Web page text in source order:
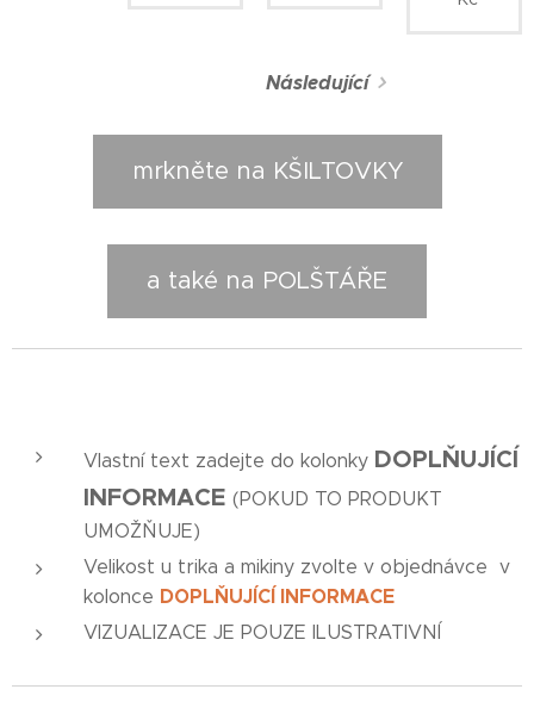
Následující
mrkněte na KŠILTOVKY
a také na POLŠTÁŘE
Vlastní text zadejte do kolonky DOPLŇUJÍCÍ
INFORMACE (POKUD TO PRODUKT
UMOŽŇUJE)
Velikost u trika a mikiny zvolte v objednávce v
kolonce DOPLŇUJÍCÍ INFORMACE
VIZUALIZACE JE POUZE ILUSTRATIVNÍ